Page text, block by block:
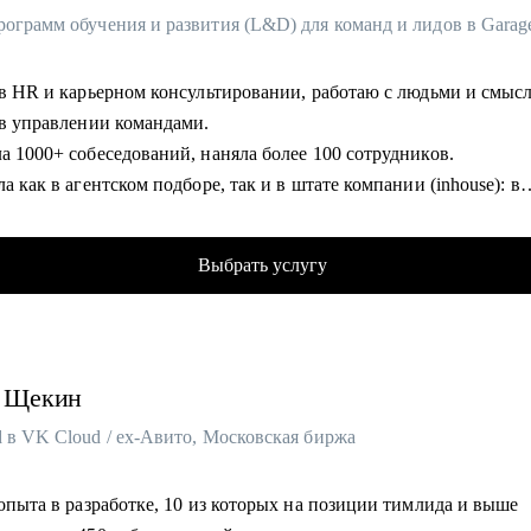
HR и карьерном консультировании, работаю с людьми и
управлении командами.
1000+ собеседований, наняла более 100 сотрудников.
как в агентском подборе, так и в штате компании (inhouse): в
и провожу образовательные программы для сотрудников и
по гибким навыкам (soft skills): эмоциональный интеллект,
и ведущая подкастов "Карьерный скалодром" и "Спорим,
Выбрать услугу
Щекин
в VK Cloud / ex-Авито, Московская биржа
в разработке, 10 из которых на позиции тимлида и выше